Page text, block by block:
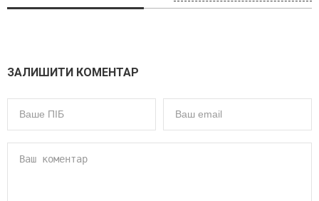
ЗАЛИШИТИ КОМЕНТАР